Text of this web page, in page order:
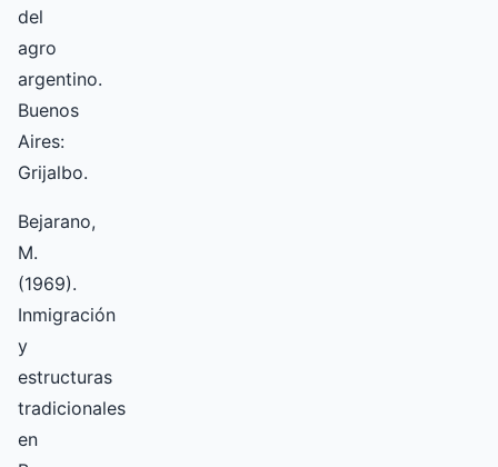
del
agro
argentino.
Buenos
Aires:
Grijalbo.
Bejarano,
M.
(1969).
Inmigración
y
estructuras
tradicionales
en